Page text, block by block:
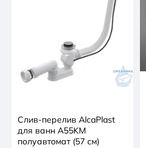
Слив-перелив AlcaPlast
для ванн A55KM
полуавтомат (57 см)